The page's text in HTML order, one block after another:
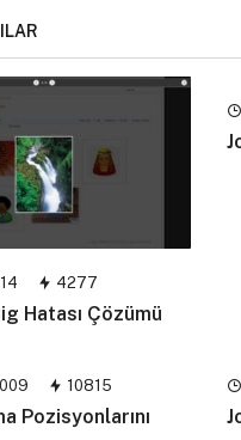
4277
Hatası Çözümü
10815
Pozisyonlarını